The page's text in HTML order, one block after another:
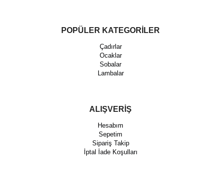
POPÜLER KATEGORİLER
Çadırlar
Ocaklar
Sobalar
Lambalar
ALIŞVERİŞ
Hesabım
Sepetim
Sipariş Takip
İptal İade Koşulları